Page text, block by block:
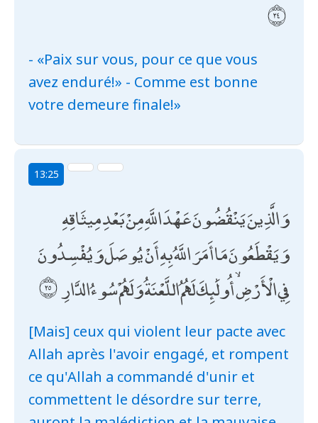
- «Paix sur vous, pour ce que vous
avez enduré!» - Comme est bonne
votre demeure finale!»
13:25
وَالَّذِينَ يَنْقُضُونَ عَهْدَ اللَّهِ مِنْ بَعْدِ مِيثَاقِهِ
وَيَقْطَعُونَ مَا أَمَرَ اللَّهُ بِهِ أَنْ يُوصَلَ وَيُفْسِدُونَ
فِي الْأَرْضِ ۙ أُولَٰئِكَ لَهُمُ اللَّعْنَةُ وَلَهُمْ سُوءُ الدَّارِ
[Mais] ceux qui violent leur pacte avec
Allah après l'avoir engagé, et rompent
ce qu'Allah a commandé d'unir et
commettent le désordre sur terre,